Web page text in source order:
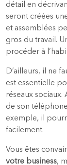
détail en
seront créées
et assemblées
gros du travail.
procéder à
D’ailleurs, il ne
est essentielle
réseaux sociaux.
de son
exemple, il
facilement.
Vous êtes
votre business,